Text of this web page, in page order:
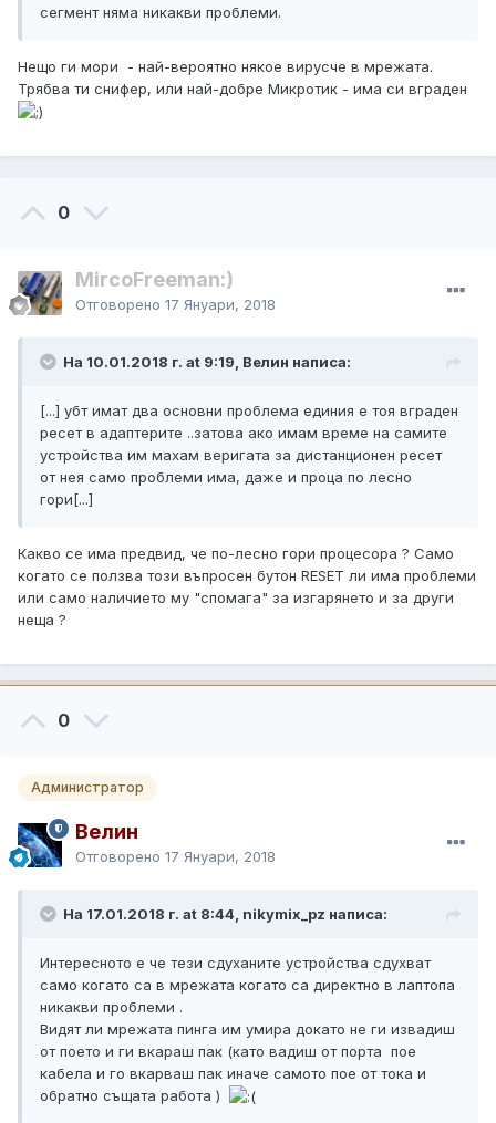
сегмент няма никакви проблеми.
Нещо ги мори - най-вероятно някое вирусче в мрежата.
Трябва ти снифер, или най-добре Микротик - има си вграден
0
MircoFreeman:)
Отговорено 17 Януари, 2018
На 10.01.2018 г. at 9:19, Велин написа:
[...] убт имат два основни проблема единия е тоя вграден
ресет в адаптерите ..затова ако имам време на самите
устройства им махам веригата за дистанционен ресет
от нея само проблеми има, даже и проца по лесно
гори[...]
Какво се има предвид, че по-лесно гори процесора ? Само
когато се ползва този въпросен бутон RESET ли има проблеми
или само наличието му "спомага" за изгарянето и за други
неща ?
0
Администратор
Велин
Отговорено 17 Януари, 2018
На 17.01.2018 г. at 8:44, nikymix_pz написа:
Интересното е че тези сдуханите устройства сдухват
само когато са в мрежата когато са директно в лаптопа
никакви проблеми .
Видят ли мрежата пинга им умира докато не ги извадиш
от поето и ги вкараш пак (като вадиш от порта пое
кабела и го вкарваш пак иначе самото пое от тока и
обратно същата работа )